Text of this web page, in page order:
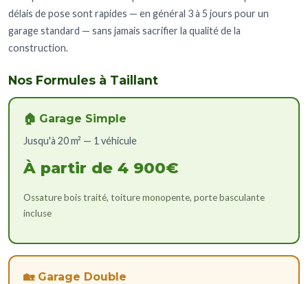
délais de pose sont rapides — en général 3 à 5 jours pour un
garage standard — sans jamais sacrifier la qualité de la
construction.
Nos Formules à Taillant
🏠 Garage Simple
Jusqu'à 20 m² — 1 véhicule
À partir de 4 900€
Ossature bois traité, toiture monopente, porte basculante
incluse
🏡 Garage Double